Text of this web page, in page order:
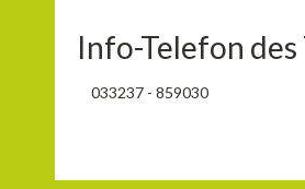
Info-Telefon des
033237 - 859030